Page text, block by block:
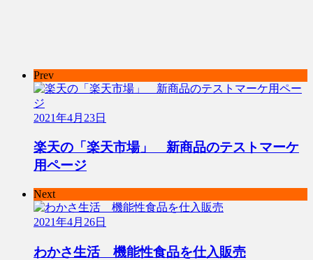
Prev
2021年4月23日
楽天の「楽天市場」 新商品のテストマーケ
用ページ
Next
2021年4月26日
わかさ生活 機能性食品を仕入販売